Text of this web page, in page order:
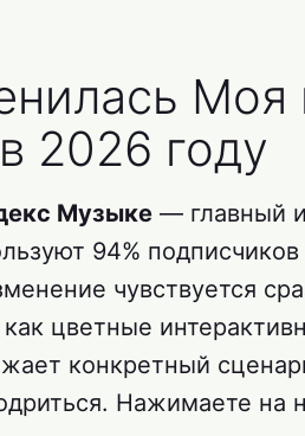
Моя
2026 году
Музыке — главный
94%
чувствуется
цветные
конкретный
Нажимаете